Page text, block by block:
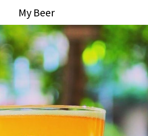
My Beer